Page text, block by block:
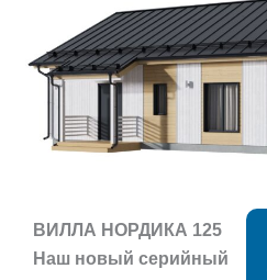
ВИЛЛА НОРДИКА 125
Наш новый серийный